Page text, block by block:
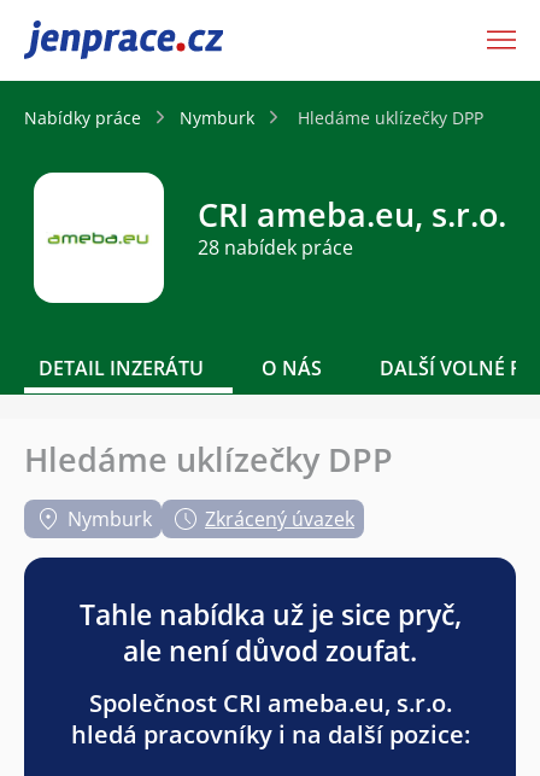
JenPráce.cz
Nabídky práce Nymburk Hledáme uklízečky DPP
CRI ameba.eu, s.r.o.
28 nabídek práce
DETAIL INZERÁTU O NÁS DALŠÍ VOLNÉ
Hledáme uklízečky DPP
Nymburk Zkrácený úvazek
Tahle nabídka už je sice pryč,
ale není důvod zoufat.
Společnost CRI ameba.eu, s.r.o.
hledá pracovníky i na další pozice: